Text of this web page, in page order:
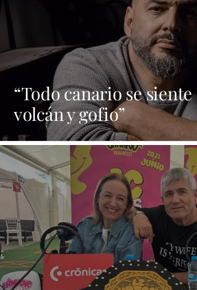
“Todo canario se
volcán y gofio”